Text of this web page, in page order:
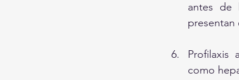
antes de
presentan
Profilaxis
como